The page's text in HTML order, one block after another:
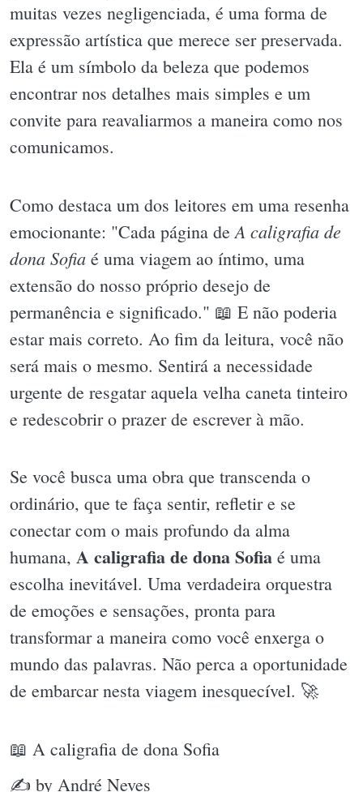
muitas vezes negligenciada, é uma forma de
expressão artística que merece ser preservada.
Ela é um símbolo da beleza que podemos
encontrar nos detalhes mais simples e um
convite para reavaliarmos a maneira como nos
comunicamos.
Como destaca um dos leitores em uma resenha
emocionante: "Cada página de A caligrafia de
dona Sofia é uma viagem ao íntimo, uma
extensão do nosso próprio desejo de
permanência e significado." 📖 E não poderia
estar mais correto. Ao fim da leitura, você não
será mais o mesmo. Sentirá a necessidade
urgente de resgatar aquela velha caneta tinteiro
e redescobrir o prazer de escrever à mão.
Se você busca uma obra que transcenda o
ordinário, que te faça sentir, refletir e se
conectar com o mais profundo da alma
humana, A caligrafia de dona Sofia é uma
escolha inevitável. Uma verdadeira orquestra
de emoções e sensações, pronta para
transformar a maneira como você enxerga o
mundo das palavras. Não perca a oportunidade
de embarcar nesta viagem inesquecível. 🚀
📖 A caligrafia de dona Sofia
✍ by André Neves